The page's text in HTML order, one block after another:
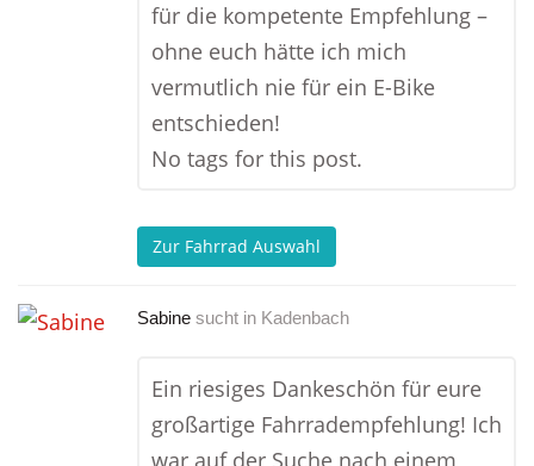
für die kompetente Empfehlung –
ohne euch hätte ich mich
vermutlich nie für ein E-Bike
entschieden!
No tags for this post.
Zur Fahrrad Auswahl
Sabine sucht in Kadenbach
Ein riesiges Dankeschön für eure
großartige Fahrradempfehlung! Ich
war auf der Suche nach einem